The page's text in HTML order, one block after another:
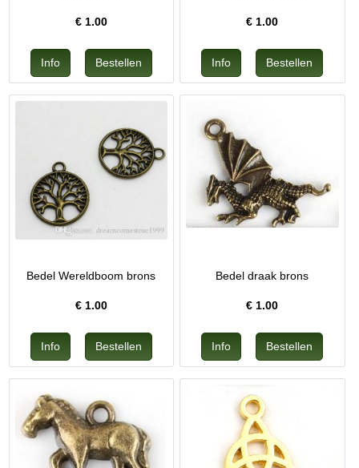
€ 1.00 € 1.00
Bedel Wereldboom brons
€ 1.00
Bedel draak brons
€ 1.00